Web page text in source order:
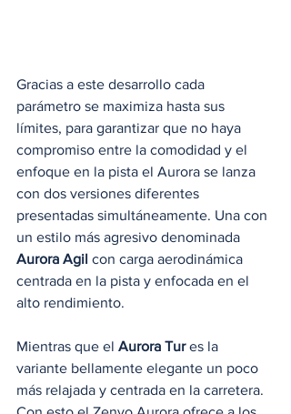
Gracias a este desarrollo cada
parámetro se maximiza hasta sus
límites, para garantizar que no haya
compromiso entre la comodidad y el
enfoque en la pista el Aurora se lanza
con dos versiones diferentes
presentadas simultáneamente. Una con
un estilo más agresivo denominada
Aurora Agil con carga aerodinámica
centrada en la pista y enfocada en el
alto rendimiento.
Mientras que el Aurora Tur es la
variante bellamente elegante un poco
más relajada y centrada en la carretera.